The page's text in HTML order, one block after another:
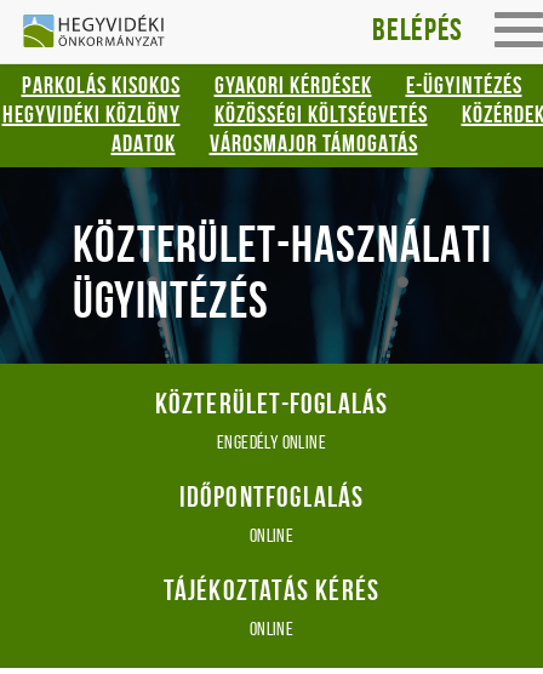
Gyorsbillentyűk
listája
Keresés:
"S"
Bejelentkezés:
Hegyvidéki
Önkormányzat
Belépés
PARKOLÁS KISOKOS GYAKORI KÉRDÉSEK
E-ÜGYINTÉZÉS
HEGYVIDÉKI KÖZLÖNY
KÖZÖSSÉGI KÖLTSÉGVETÉS
ADATOK
VÁROSMAJOR TÁMOGATÁS
KÖZTERÜLET-HASZNÁLATI
ÜGYINTÉZÉS
Közterület-foglalás
engedély online
Időpontfoglalás
online
Tájékoztatás kérés
online